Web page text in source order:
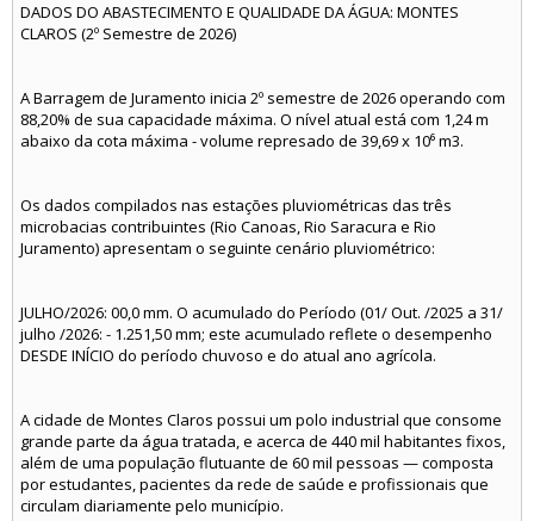
DADOS DO ABASTECIMENTO E QUALIDADE DA ÁGUA: MONTES
CLAROS (2º Semestre de 2026)
A Barragem de Juramento inicia 2º semestre de 2026 operando com
88,20% de sua capacidade máxima. O nível atual está com 1,24 m
abaixo da cota máxima - volume represado de 39,69 x 10⁶ m3.
Os dados compilados nas estações pluviométricas das três
microbacias contribuintes (Rio Canoas, Rio Saracura e Rio
Juramento) apresentam o seguinte cenário pluviométrico:
JULHO/2026: 00,0 mm. O acumulado do Período (01/ Out. /2025 a 31/
julho /2026: - 1.251,50 mm; este acumulado reflete o desempenho
DESDE INÍCIO do período chuvoso e do atual ano agrícola.
A cidade de Montes Claros possui um polo industrial que consome
grande parte da água tratada, e acerca de 440 mil habitantes fixos,
além de uma população flutuante de 60 mil pessoas — composta
por estudantes, pacientes da rede de saúde e profissionais que
circulam diariamente pelo município.